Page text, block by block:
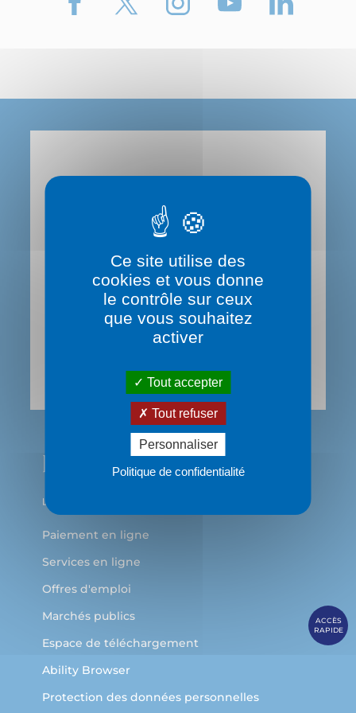
ACCÈS
RAPIDE
Paiement en ligne
Services en ligne
Offres d'emploi
Marchés publics
Espace de téléchargement
Ability Browser
Protection des données personnelles
Contactez-nous
0 800 869 869 (service gratuit)
Hôtel du Département
69483 LYON Cedex 03
Ce site utilise des
cookies et vous donne
le contrôle sur ceux
que vous souhaitez
activer
Tout accepter
Tout refuser
Personnaliser
Politique de confidentialité